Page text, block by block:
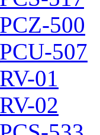
PCZ-500
PCU-507
RV-01
RV-02